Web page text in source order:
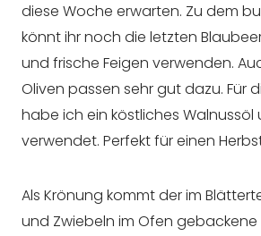
diese Woche erwarten. Zu dem
könnt ihr noch die letzten
und frische Feigen verwenden.
Oliven passen sehr gut dazu. Für
habe ich ein köstliches Walnussöl
verwendet. Perfekt für einen
Als Krönung kommt der im
und Zwiebeln im Ofen